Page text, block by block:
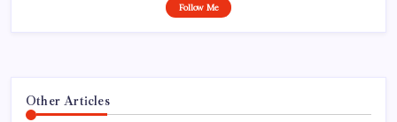
Follow Me
Other Articles